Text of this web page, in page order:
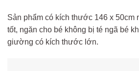
Sản phẩm có kích thước 146 x 50cm
tốt, ngăn cho bé không bị té ngã bé
giường có kích thước lớn.